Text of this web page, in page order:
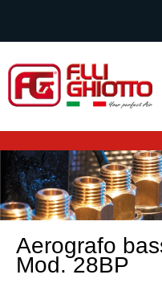
Aerografo
Mod. 28BP